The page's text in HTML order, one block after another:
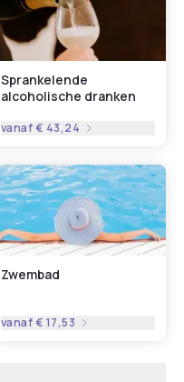
Sprankelende
alcoholische dranken
vanaf€ 43,24
Zwembad
vanaf€ 17,53